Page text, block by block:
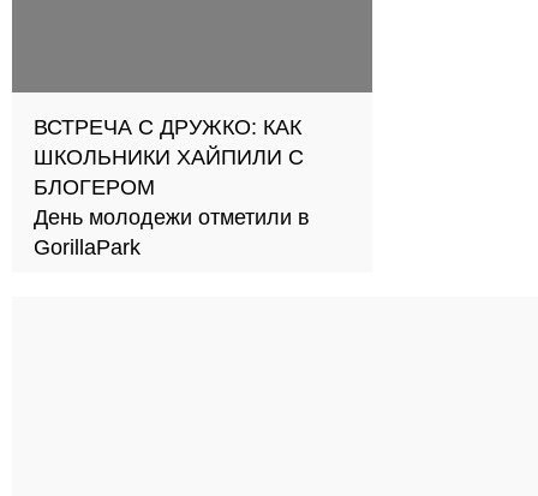
ВСТРЕЧА С ДРУЖКО: КАК
ШКОЛЬНИКИ ХАЙПИЛИ С
БЛОГЕРОМ
День молодежи отметили в
GorillaPark